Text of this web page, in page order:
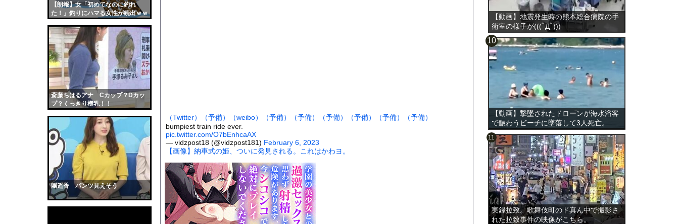
【朗報】女「初めてなのに釣れ
た！」釣りにハマる女性が続出ｗｗ
斎藤ちはるアナ Cカップ？Dカッ
プ？くっきり横乳！！
團遥香 パンツ見えそう
【画像】思わず保存したくなる「笑える画像・最高な画像」貼っていけｗｗｗｗｗ
ASDなんやが『冗談』とか『社交辞令』がマジでわからなくて怖い
【動画】山道で落石。前を走る車に巨大な岩が直撃
彼女はお腹が空いていた。今日はおひとり様で！ → 一蘭みたいなカウンターはこちらです...
【黒歴史】こういう昔の大学ヤリサーの流出エロ動画（顔出し）が一番抜ける
韓国人「安貞桓が韓国代表に激怒！『惨憺たる結果、徹底的な刷新が必要だ』と監督や協会を...
ケンタッキーとか言う唐揚げ屋ｗｗｗｗｗ
【画像】このAVが性癖ブッ刺さりで精子ドクドク作られるわｗｗｗｗ
（Twitter） （予備） （weibo） （予備） （予備） （予備） （予備） （予備）
（予備）
bumpiest train ride ever.
pic.twitter.com/O7bEnhcaAX
— vidzpost18 (@vidzpost181) February 6, 2023
【画像】納車式の姫、ついに発見される。これはかわヨ。
【動画】地震発生時の熊本総合病院の手
術室の様子が(((ﾟДﾟ)))
【動画】撃墜されたドローンが海水浴客
で賑わうビーチに墜落して3人死亡。
実録拉致。歌舞伎町のド真ん中で撮影さ
れた拉致事件の映像がこちら。